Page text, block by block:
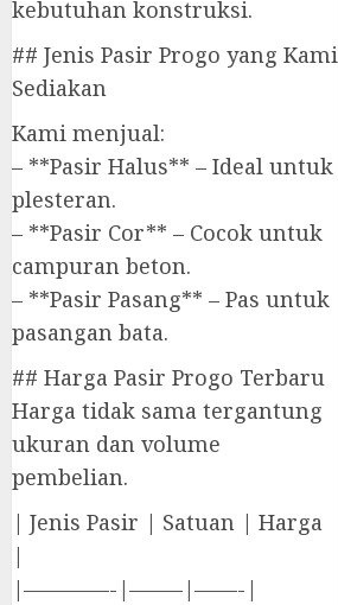
kebutuhan konstruksi.
## Jenis Pasir Progo yang Kami
Sediakan
Kami menjual:
– **Pasir Halus** – Ideal untuk
plesteran.
– **Pasir Cor** – Cocok untuk
campuran beton.
– **Pasir Pasang** – Pas untuk
pasangan bata.
## Harga Pasir Progo Terbaru
Harga tidak sama tergantung
ukuran dan volume
pembelian.
| Jenis Pasir | Satuan | Harga
|
|————-|——–|——-|